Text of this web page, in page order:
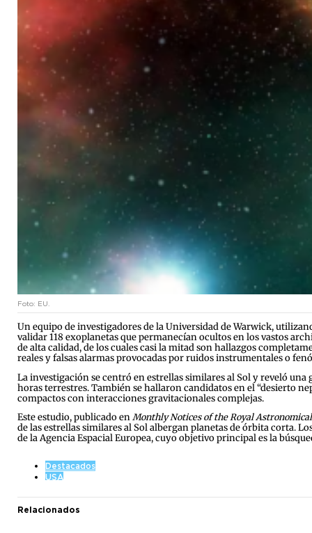
Foto: EU.
Un equipo de investigadores de la Universidad de Warwick,
validar 118 exoplanetas que permanecían ocultos en los vastos
de alta calidad, de los cuales casi la mitad son hallazgos
reales y falsas alarmas provocadas por ruidos instrumentales o
La investigación se centró en estrellas similares al Sol y reveló
horas terrestres. También se hallaron candidatos en el “desierto
compactos con interacciones gravitacionales complejas.
Este estudio, publicado en Monthly Notices of the Royal
de las estrellas similares al Sol albergan planetas de órbita corta.
de la Agencia Espacial Europea, cuyo objetivo principal es la
Destacados
USA
Relacionados